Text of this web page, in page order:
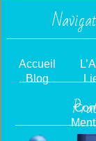
Accueil
Blog